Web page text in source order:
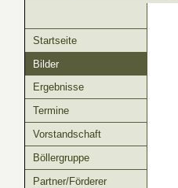
Startseite
Bilder
Ergebnisse
Termine
Vorstandschaft
Böllergruppe
Partner/Förderer